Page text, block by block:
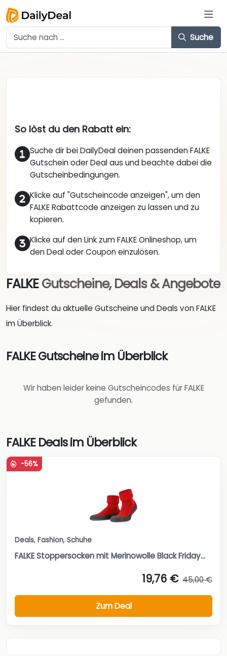
Suche
So löst du den Rabatt ein:
Suche dir bei DailyDeal deinen passenden FALKE
Gutschein oder Deal aus und beachte dabei die
Gutscheinbedingungen.
Klicke auf "Gutscheincode anzeigen", um den
FALKE Rabattcode anzeigen zu lassen und zu
kopieren.
Klicke auf den Link zum FALKE Onlineshop, um
den Deal oder Coupon einzulösen.
FALKEGutscheine, Deals & Angebote
Hier findest du aktuelle Gutscheine und Deals von FALKE
im Überblick.
FALKE Gutscheine im Überblick
Wir haben leider keine Gutscheincodes für FALKE
gefunden.
FALKE Deals im Überblick
-56%
Deals, Fashion, Schuhe
FALKE Stoppersocken mit Merinowolle Black Friday...
19,76 € 45,00 €
Zum Deal